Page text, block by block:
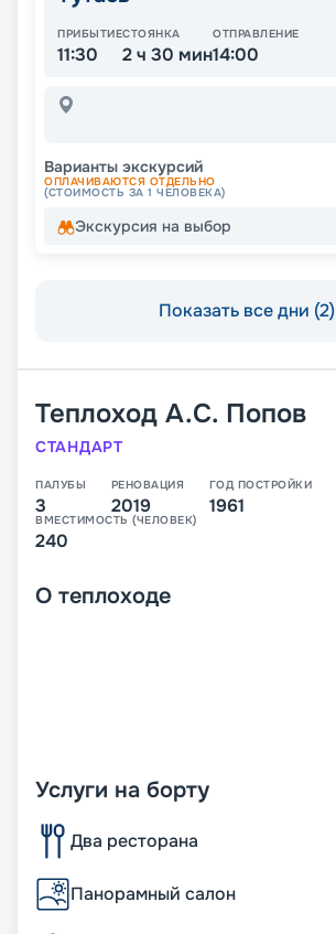
ПРИБЫТИЕ
11:30
СТОЯНКА
2 ч 30 мин
ОТПРАВЛЕНИЕ
14:00
Варианты экскурсий
ОПЛАЧИВАЮТСЯ ОТДЕЛЬНО
(СТОИМОСТЬ ЗА 1 ЧЕЛОВЕКА)
Экскурсия на выбор
Показать все дни (2)
Теплоход А.С. Попов
СТАНДАРТ
ПАЛУБЫ
3
РЕНОВАЦИЯ
2019
ГОД ПОСТРОЙКИ
1961
ВМЕСТИМОСТЬ (ЧЕЛОВЕК)
240
О теплоходе
Услуги на борту
Два ресторана
Панорамный салон